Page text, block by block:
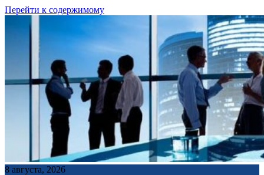
Перейти к содержимому
8 августа, 2026